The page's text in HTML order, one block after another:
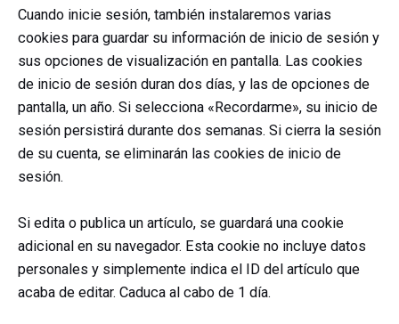
Cuando inicie sesión, también instalaremos varias
cookies para guardar su información de inicio de sesión y
sus opciones de visualización en pantalla. Las cookies
de inicio de sesión duran dos días, y las de opciones de
pantalla, un año. Si selecciona «Recordarme», su inicio de
sesión persistirá durante dos semanas. Si cierra la sesión
de su cuenta, se eliminarán las cookies de inicio de
sesión.
Si edita o publica un artículo, se guardará una cookie
adicional en su navegador. Esta cookie no incluye datos
personales y simplemente indica el ID del artículo que
acaba de editar. Caduca al cabo de 1 día.